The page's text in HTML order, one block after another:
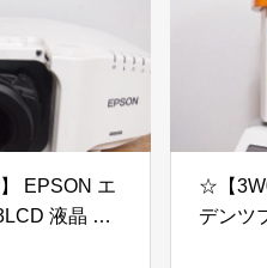
EPSON エ
液晶 ビ
☆【
デンツ